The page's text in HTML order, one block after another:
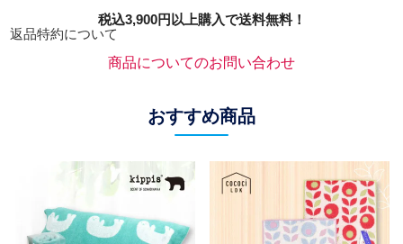
税込3,900円以上購入で送料無料！
返品特約について
商品についてのお問い合わせ
おすすめ商品